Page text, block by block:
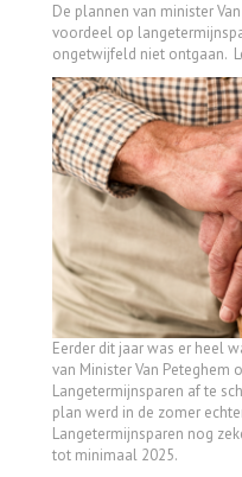
De plannen van minister
voordeel op
ongetwijfeld niet ontgaan.
Eerder dit jaar was er heel
van Minister Van Peteghem
Langetermijnsparen af te
plan werd in de zomer
Langetermijnsparen nog
tot minimaal 2025.